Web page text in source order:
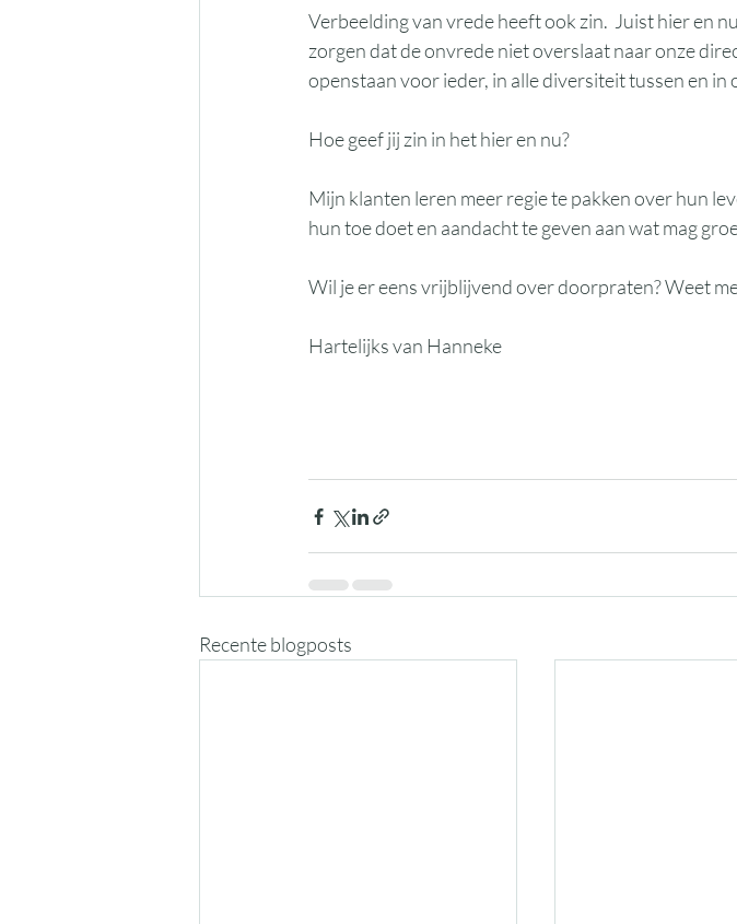
Verbeelding van vrede heeft ook zin.  Juist hier en
zorgen dat de onvrede niet overslaat naar onze
openstaan voor ieder, in alle diversiteit tussen en in
Hoe geef jij zin in het hier en nu?
Mijn klanten leren meer regie te pakken over hun
hun toe doet en aandacht te geven aan wat mag
Wil je er eens vrijblijvend over doorpraten? Weet
Hartelijks van Hanneke
Recente blogposts